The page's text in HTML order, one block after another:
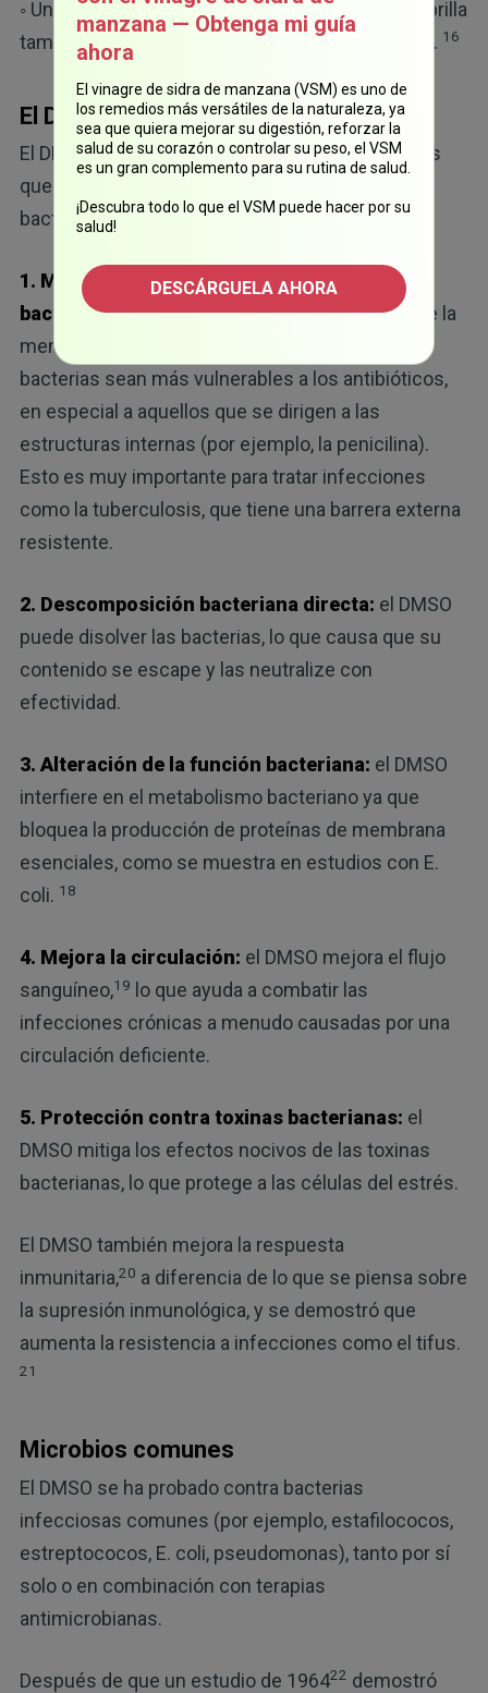
◦ Un ensayo de 1981 con 46 pacientes con culebrilla
también confirmó el beneficio del DMSO y el UDI. 16
El DMSO y las infecciones bacterianas
El DMSO tiene cinco propiedades fundamentales
que lo hacen efectivo para tratar infecciones
bacterianas:
1. Mayor permeabilidad de la membrana
bacteriana:el DMSO mejora la permeabilidad de la
membrana bacteriana,
bacterias sean más vulnerables a los antibióticos,
en especial a aquellos que se dirigen a las
estructuras internas (por ejemplo, la penicilina).
Esto es muy importante para tratar infecciones
como la tuberculosis, que tiene una barrera externa
resistente.
2. Descomposición bacteriana directa: el DMSO
puede disolver las bacterias, lo que causa que su
contenido se escape y las neutralize con
efectividad.
3. Alteración de la función bacteriana: el DMSO
interfiere en el metabolismo bacteriano ya que
bloquea la producción de proteínas de membrana
esenciales, como se muestra en estudios con E.
coli. 18
4. Mejora la circulación: el DMSO mejora el flujo
sanguíneo,19
lo que ayuda a combatir las
infecciones crónicas a menudo causadas por una
circulación deficiente.
5. Protección contra toxinas bacterianas: el
DMSO mitiga los efectos nocivos de las toxinas
bacterianas, lo que protege a las células del estrés.
El DMSO también mejora la respuesta
inmunitaria,20 a diferencia de lo que se piensa sobre
la supresión inmunológica, y se demostró que
aumenta la resistencia a infecciones como el tifus.
21
Microbios comunes
El DMSO se ha probado contra bacterias
infecciosas comunes (por ejemplo, estafilococos,
estreptococos, E. coli, pseudomonas), tanto por sí
solo o en combinación con terapias
antimicrobianas.
Después de que un estudio de 196422 demostró
manzana — Obtenga mi guía
ahora
El vinagre de sidra de manzana (VSM) es uno de
los remedios más versátiles de la naturaleza, ya
sea que quiera mejorar su digestión, reforzar la
salud de su corazón o controlar su peso, el VSM
es un gran complemento para su rutina de salud.
¡Descubra todo lo que el VSM puede hacer por su
salud!
DESCÁRGUELA AHORA